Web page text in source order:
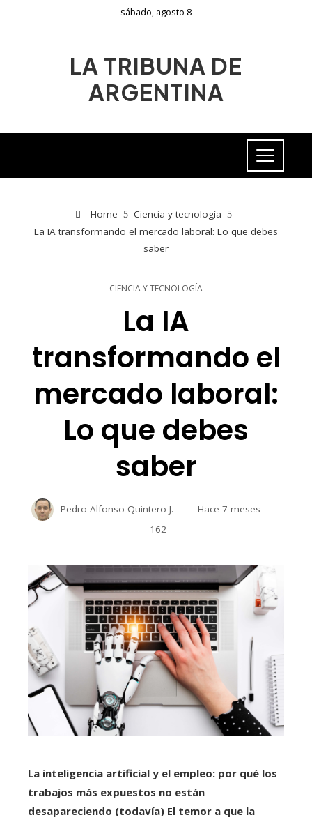
sábado, agosto 8
LA TRIBUNA DE
ARGENTINA
Home
Ciencia y tecnología
La IA transformando el mercado laboral: Lo que debes
saber
CIENCIA Y TECNOLOGÍA
La IA
transformando el
mercado laboral:
Lo que debes
saber
Pedro Alfonso Quintero J.
Hace 7 meses
162
La inteligencia artificial y el empleo: por qué los
trabajos más expuestos no están
desapareciendo (todavía) El temor a que la